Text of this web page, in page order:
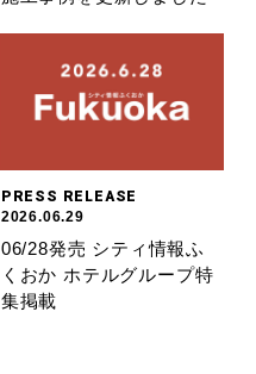
PRESS RELEASE
2026.06.29
06/28発売 シティ情報ふ
くおか ホテルグループ特
集掲載